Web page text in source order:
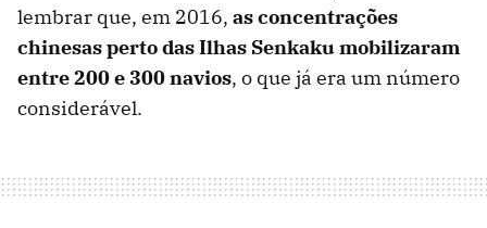
lembrar que, em 2016, as concentrações
chinesas perto das Ilhas Senkaku mobilizaram
entre 200 e 300 navios, o que já era um número
considerável.